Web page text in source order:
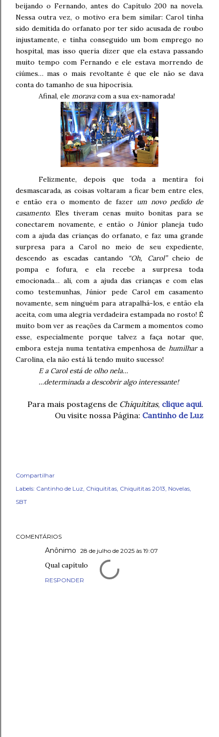
beijando o Fernando, antes do Capítulo 200 na novela.
Nessa outra vez, o motivo era bem similar: Carol tinha
sido demitida do orfanato por ter sido acusada de roubo
injustamente, e tinha conseguido um bom emprego no
hospital, mas isso queria dizer que ela estava passando
muito tempo com Fernando e ele estava morrendo de
ciúmes… mas o mais revoltante é que ele não se dava
conta do tamanho de sua hipocrisia.
Afinal, elemoravacom a sua ex-namorada!
Felizmente, depois que toda a mentira foi
desmascarada, as coisas voltaram a ficar bem entre eles,
e então era o momento de fazer um novo pedido de
casamento. Eles tiveram cenas muito bonitas para se
conectarem novamente, e então o Júnior planeja tudo
com a ajuda das crianças do orfanato, e faz uma grande
surpresa para a Carol no meio de seu expediente,
descendo as escadas cantando “Oh, Carol”cheio de
pompa e fofura, e ela recebe a surpresa toda
emocionada… ali, com a ajuda das crianças e com elas
como testemunhas, Júnior pede Carol em casamento
novamente, sem ninguém para atrapalhá-los, e então ela
aceita, com uma alegria verdadeira estampada no rosto! É
muito bom ver as reações da Carmem a momentos como
esse, especialmente porque talvez a faça notar que,
embora esteja numa tentativa empenhosa dehumilhara
Carolina, ela não está lá tendo muito sucesso!
E a Carol está de olho nela…
…determinada a descobrir algo interessante!
Para mais postagens de Chiquititas, clique aqui.
Ou visite nossa Página: Cantinho de Luz
Compartilhar
Labels: Cantinho de Luz Chiquititas Chiquititas 2013 Novelas
SBT
COMENTÁRIOS
Anônimo 28 de julho de 2025 às 19:07
Qual capítulo
RESPONDER